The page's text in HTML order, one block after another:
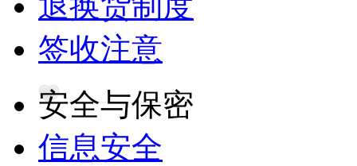
签收注意
安全与保密
信息安全